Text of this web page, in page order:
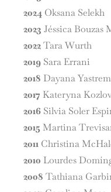
2024 Oksana Selekh
2023 Jéssica Bouzas
2022Tara Wurth
2019 Sara Errani
2018 Dayana
2017 Kateryna
2016 Silvia Soler
2015 Martina
2011 Christina
2010 Lourdes
2008 Tathiana